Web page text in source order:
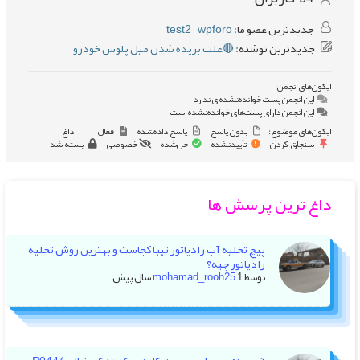
جدیدترین عضو ما:test2_wpforo
جدیدترین نوشته:🔴علت بریده شدن میل پلوس خودرو
آیکون‌های انجمن:
این انجمن پست خوانده‌نشده‌ای ندارد
این انجمن دارای پست‌های خوانده‌نشده است
آیکون‌های موضوع:
بدون پاسخ پاسخ داده‌شده فعال
سنجاق کردن تأییدنشده حل‌شده خصوصی بسته شد
داغ ترین پرسش ها
پیچ تخلیه آب رادیاتور تیبا کجاست و بهترین روش تخلیه
رادیاتور چیه؟
توسط mohamad_rooh251 سال پیش